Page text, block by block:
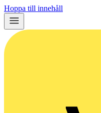
Hoppa till innehåll